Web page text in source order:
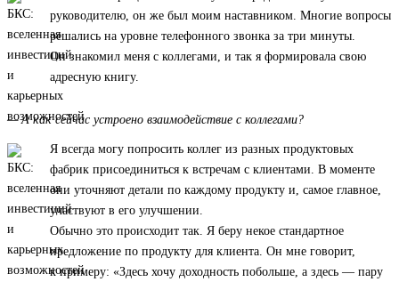
руководителю, он же был моим наставником. Многие вопросы
решались на уровне телефонного звонка за три минуты.
Он знакомил меня с коллегами, и так я формировала свою
адресную книгу.
— А как сейчас устроено взаимодействие с коллегами?
Я всегда могу попросить коллег из разных продуктовых
фабрик присоединиться к встречам с клиентами. В моменте
они уточняют детали по каждому продукту и, самое главное,
участвуют в его улучшении.
Обычно это происходит так. Я беру некое стандартное
предложение по продукту для клиента. Он мне говорит,
к примеру: «Здесь хочу доходность побольше, а здесь — пару